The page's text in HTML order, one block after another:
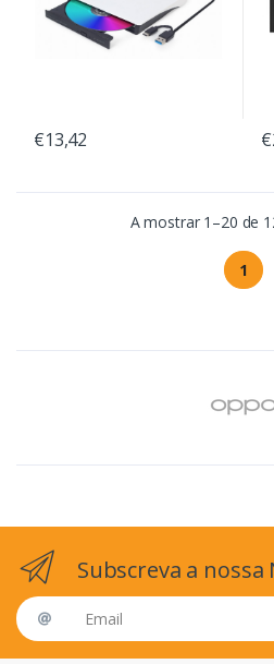
€13,42
A mostrar 1–20 de
1
Subscreva a
Email address